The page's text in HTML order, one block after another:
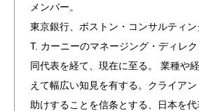
メンバー。
東京銀行、ボストン・コンサルティン
T. カーニーのマネージング・ディレ
同代表を経て、現在に至る。 業種や
えて幅広い知見を有する。クライア
助けすることを信条とする、日本を